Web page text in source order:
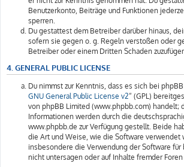
Benutzerkonto, Beiträge und Funktionen
sperren.
Du gestattest dem Betreiber darüber hinaus,
sofern sie gegen o. g. Regeln verstoßen oder
Betreiber oder einem Dritten Schaden
4. GENERAL PUBLIC LICENSE
Du nimmst zur Kenntnis, dass es sich bei phpBB
GNU General Public License v2“ (GPL)
von phpBB Limited (www.phpbb.com) handelt;
Informationen werden durch die
www.phpbb.de zur Verfügung gestellt. Beide
die Art und Weise, wie die Software verwendet
insbesondere die Verwendung der Software für
nicht untersagen oder auf Inhalte fremder Foren